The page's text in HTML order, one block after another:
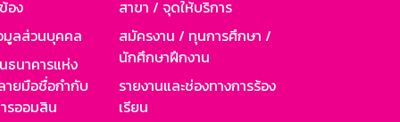
อง
มูลส่วนบุคคล
นาคารแห่ง
ายมือชื่อกำกับ
รออมสิน
สาขา / จุดให้บริการ
สมัครงาน / ทุนการศึกษา /
นักศึกษาฝึกงาน
รายงานและช่องทางการร้อง
เรียน